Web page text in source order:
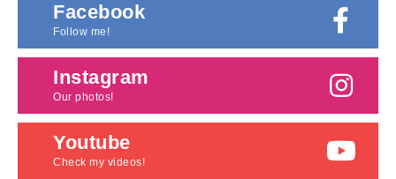
Facebook
Follow me!
Instagram
Our photos!
Youtube
Check my videos!